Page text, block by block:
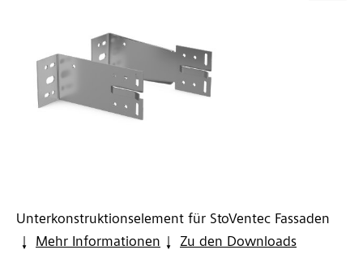
Unterkonstruktionselement für StoVentec Fassaden
Mehr Informationen
Zu den Downloads